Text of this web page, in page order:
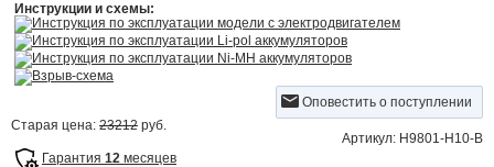
Инструкции и схемы:
Инструкция по эксплуатации модели с электродвигателем
Инструкция по эксплуатации Li-pol аккумуляторов
Инструкция по эксплуатации Ni-MH аккумуляторов
Взрыв-схема
Оповестить о поступлении
Старая цена: 23212 руб.
Артикул: H9801-H10-B
Гарантия 12 месяцев